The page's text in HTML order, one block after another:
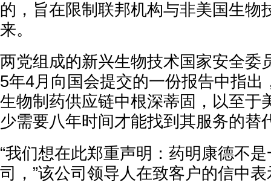
的，旨在限制联邦机构与非美国生物
来。
两党组成的新兴生物技术国家安全委
5年4月向国会提交的一份报告中指出
生物制药供应链中根深蒂固，以至于
少需要八年时间才能找到其服务的替
“我们想在此郑重声明：药明康德不
司，”该公司领导人在致客户的信中表